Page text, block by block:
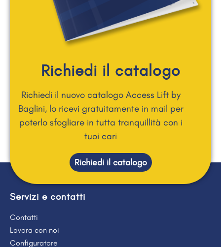
Richiedi il catalogo
Richiedi il nuovo catalogo Access Lift by
Baglini, lo ricevi gratuitamente in mail per
poterlo sfogliare in tutta tranquillità con i
tuoi cari
Richiedi il catalogo
Servizi e contatti
Contatti
Lavora con noi
Configuratore